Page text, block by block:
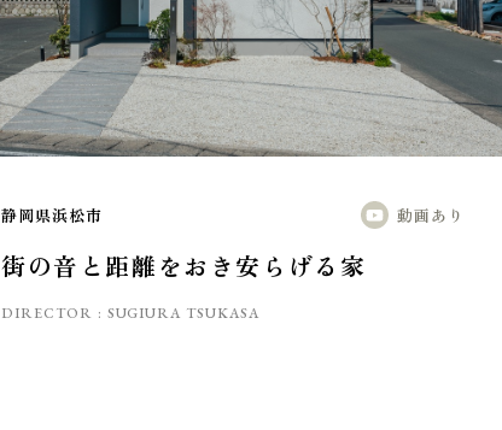
静岡県浜松市 動画あり
街の音と距離をおき安らげる家
DIRECTOR : SUGIURA TSUKASA